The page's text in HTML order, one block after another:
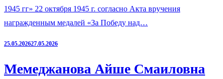
1945 гг» 22 октября 1945 г. согласно Акта вручения
награжденным медалей «За Победу над…
25.05.202627.05.2026
Мемеджанова Айше Смаиловна